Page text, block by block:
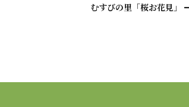
むすびの里「桜お花見」